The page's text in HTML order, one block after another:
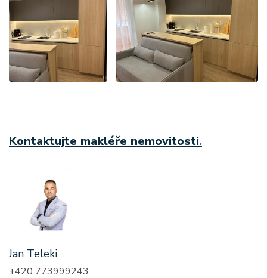
Kontaktujte makléře nemovitosti.
Jan Teleki
+420 773999243